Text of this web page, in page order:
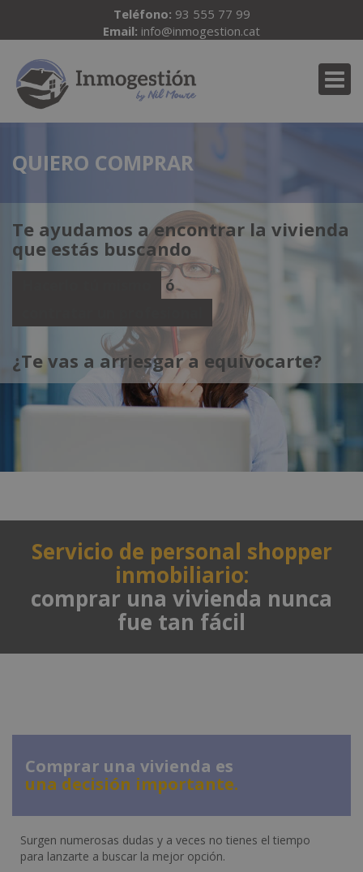
Teléfono: 93 555 77 99
Email: info@inmogestion.cat
QUIERO COMPRAR
Te ayudamos a encontrar la vivienda
que estás buscando
ó
¿Te vas a arriesgar a equivocarte?
Servicio de personal shopper
inmobiliario:
comprar una vivienda nunca
fue tan fácil
Comprar una vivienda es
una decisión importante.
Surgen numerosas dudas y a veces no tienes el tiempo
para lanzarte a buscar la mejor opción.